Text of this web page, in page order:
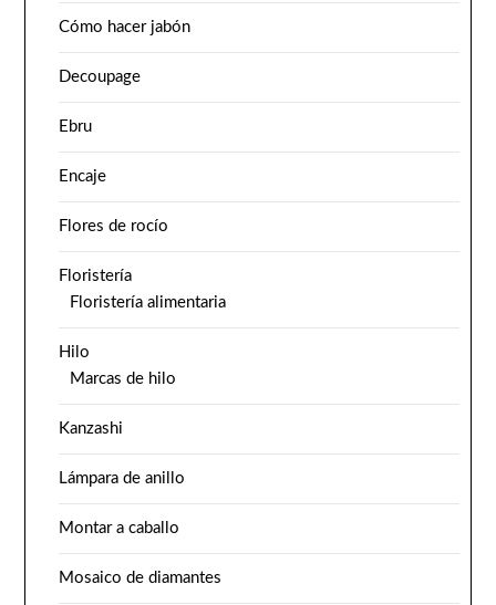
Cómo hacer jabón
Decoupage
Ebru
Encaje
Flores de rocío
Floristería
Floristería alimentaria
Hilo
Marcas de hilo
Kanzashi
Lámpara de anillo
Montar a caballo
Mosaico de diamantes